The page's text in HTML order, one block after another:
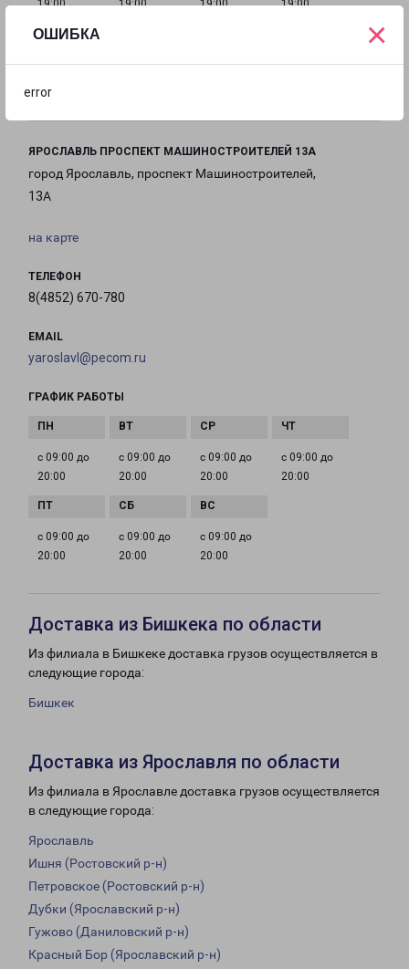
ОШИБКА
error
×
19:00 19:00 19:00 19:00
с 10:00 до
Выходной Выходной
ЯРОСЛАВЛЬ ПРОСПЕКТ МАШИНОСТРОИТЕЛЕЙ 13А
город Ярославль, проспект Машиностроителей,
13А
на карте
ТЕЛЕФОН
8(4852) 670-780
EMAIL
yaroslavl@pecom.ru
ГРАФИК РАБОТЫ
с 09:00 до
20:00
с 09:00 до
20:00
с 09:00 до
20:00
с 09:00 до
20:00
с 09:00 до
20:00
с 09:00 до
20:00
с 09:00 до
20:00
Доставка из Бишкека по области
Из филиала в Бишкеке доставка грузов осуществляется в
следующие города:
Бишкек
Доставка из Ярославля по области
Из филиала в Ярославле доставка грузов осуществляется
в следующие города:
Ярославль
Ишня (Ростовский р-н)
Петровское (Ростовский р-н)
Дубки (Ярославский р-н)
Гужово (Даниловский р-н)
Красный Бор (Ярославский р-н)